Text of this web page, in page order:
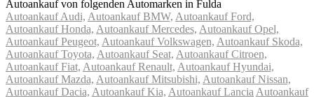
Autoankauf von folgenden Automarken in Fulda
Autoankauf Audi, Autoankauf BMW, Autoankauf Ford,
Autoankauf Honda, Autoankauf Mercedes, Autoankauf Opel,
Autoankauf Peugeot, Autoankauf Volkswagen, Autoankauf Skoda,
Autoankauf Toyota, Autoankauf Seat, Autoankauf Citroen,
Autoankauf Fiat, Autoankauf Renault, Autoankauf Hyundai,
Autoankauf Mazda, Autoankauf Mitsubishi, Autoankauf Nissan,
Autoankauf Dacia, Autoankauf Kia, Autoankauf Lancia Autoankauf